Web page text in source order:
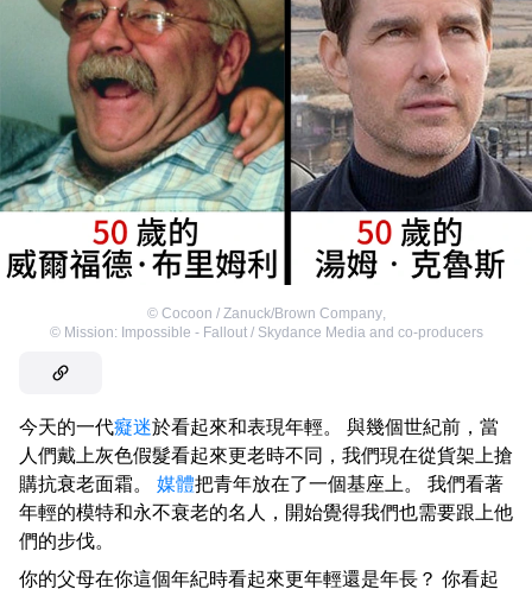
© Cocoon / Zanuck/Brown Company,
© Mission: Impossible - Fallout / Skydance Media and co-producers
今天的一代癡迷於看起來和表現年輕。 與幾個世紀前，當
人們戴上灰色假髮看起來更老時不同，我們現在從貨架上搶
購抗衰老面霜。 媒體把青年放在了一個基座上。 我們看著
年輕的模特和永不衰老的名人，開始覺得我們也需要跟上他
們的步伐。
你的父母在你這個年紀時看起來更年輕還是年長？ 你看起